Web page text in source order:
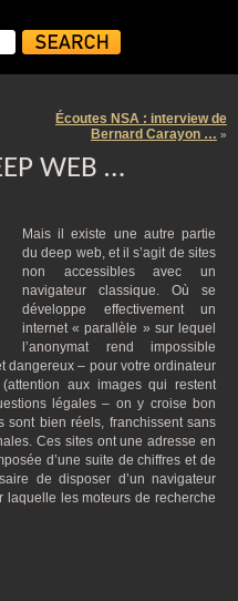
Écoutes NSA : interview de
Bernard Carayon … »
WEB …
Mais il existe une autre partie
du deep web, et il s’agit de sites
non accessibles avec un
navigateur classique. Où se
développe effectivement un
internet « parallèle » sur lequel
l’anonymat rend impossible
dangereux – pour votre ordinateur
aux images qui restent
légales – on y croise bon
sont bien réels, franchissent sans
Ces sites ont une adresse en
d’une suite de chiffres et de
de disposer d’un navigateur
les moteurs de recherche